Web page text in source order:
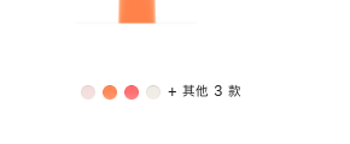
+ 其他 3 款